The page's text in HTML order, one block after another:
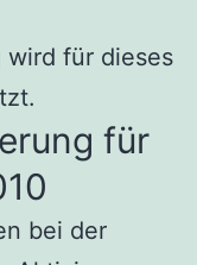
für dieses
für
bei der